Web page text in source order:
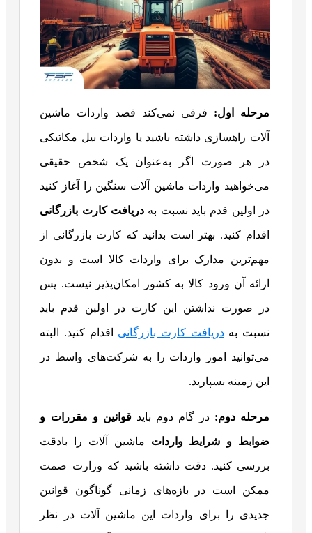
مرحله اول: فرقی نمی‌کند قصد واردات ماشین
آلات راهسازی داشته باشید یا واردات بیل مکاتیکی
در هر صورت اگر به‌عنوان یک شخص حقیقی
می‌خواهید واردات ماشین آلات سنگین را آغاز کنید
در اولین قدم باید نسبت به دریافت کارت بازرگانی
اقدام کنید. بهتر است بدانید که کارت بازرگانی از
مهم‌ترین مدارک برای واردات کالا است و بدون
ارائه آن ورود کالا به کشور امکان‌پذیر نیست. پس
در صورت نداشتن این کارت در اولین قدم باید
نسبت بهدریافت کارت بازرگانی اقدام کنید. البته
می‌توانید امور واردات را به شرکت‌های واسط در
این زمینه بسپارید.
مرحله دوم: در گام دوم بایدقوانین و مقررات و
ضوابط و شرایط واردات ماشین آلات را بادقت
بررسی کنید. دقت داشته باشید که وزارت صمت
ممکن است در بازه‌های زمانی گوناگون قوانین
جدیدی را برای واردات این ماشین آلات در نظر